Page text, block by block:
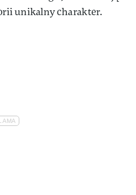
unikalny charakter.